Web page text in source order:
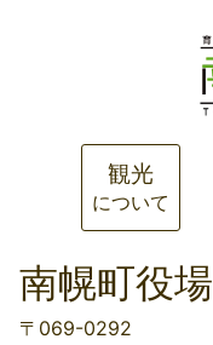
観光
について
南幌町役場
〒069-0292